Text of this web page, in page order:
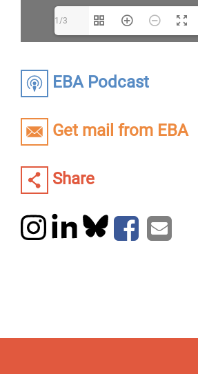
EBA Podcast
Get mail from EBA
Share
1/3